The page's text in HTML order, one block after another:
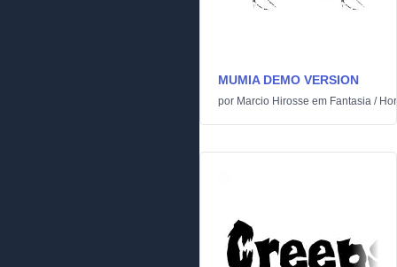
MUMIA DEMO VERSION
por Marcio Hirosse em Fantasia /